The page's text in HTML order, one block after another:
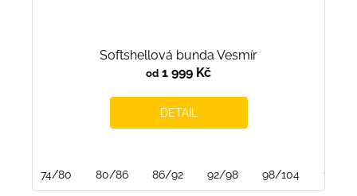
Softshellová bunda Vesmír
od 1 999 Kč
DETAIL
74/80 80/86 86/92 92/98 98/104 104/